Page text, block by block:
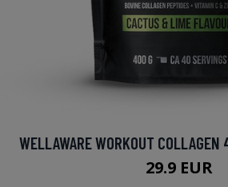
WELLAWARE WORKOUT
29.9 EUR